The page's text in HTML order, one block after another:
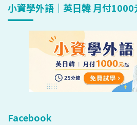
小資學外語｜英日韓 月付1000
Facebook